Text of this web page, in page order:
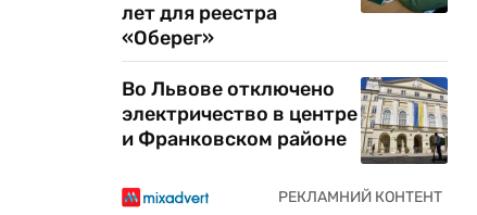
лет для реестра
«Оберег»
Во Львове отключено
электричество в центре
и Франковском районе